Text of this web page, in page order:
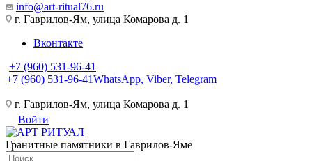
info@art-ritual76.ru
г. Гаврилов-Ям, улица Комарова д. 1
Вконтакте
+7 (960) 531-96-41
+7 (960) 531-96-41WhatsApp, Viber, Telegram
г. Гаврилов-Ям, улица Комарова д. 1
Войти
Гранитные памятники в Гаврилов-Яме